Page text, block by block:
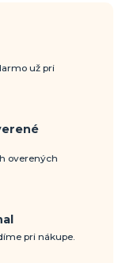
už pri
overených
pri nákupe.